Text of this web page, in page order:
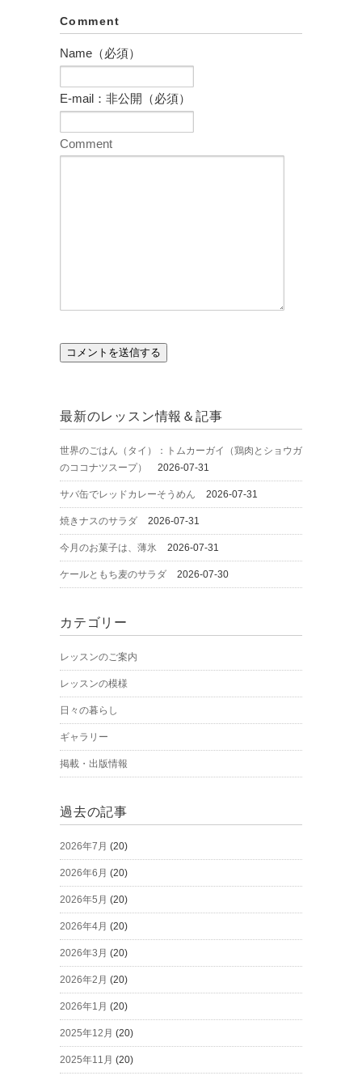
Comment
Name（必須）
E-mail：非公開（必須）
Comment
最新のレッスン情報＆記事
世界のごはん（タイ）：トムカーガイ（鶏肉とショウガ
のココナツスープ）
2026-07-31
サバ缶でレッドカレーそうめん 2026-07-31
焼きナスのサラダ 2026-07-31
今月のお菓子は、薄氷 2026-07-31
ケールともち麦のサラダ 2026-07-30
カテゴリー
レッスンのご案内
レッスンの模様
日々の暮らし
ギャラリー
掲載・出版情報
過去の記事
2026年7月 (20)
2026年6月 (20)
2026年5月 (20)
2026年4月 (20)
2026年3月 (20)
2026年2月 (20)
2026年1月 (20)
2025年12月 (20)
2025年11月 (20)